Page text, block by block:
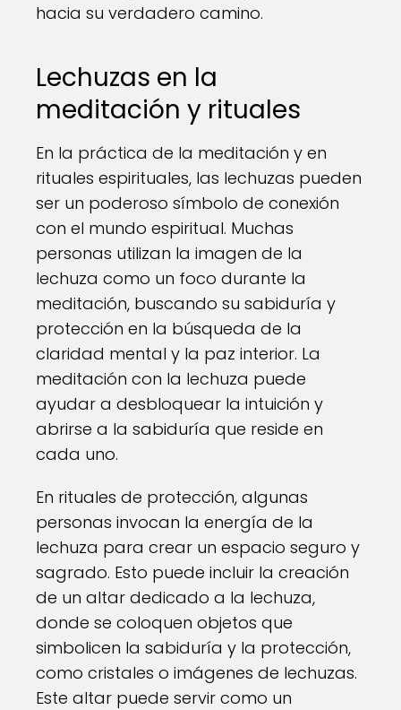
hacia su verdadero camino.
Lechuzas en la
meditación y rituales
En la práctica de la meditación y en
rituales espirituales, las lechuzas pueden
ser un poderoso símbolo de conexión
con el mundo espiritual. Muchas
personas utilizan la imagen de la
lechuza como un foco durante la
meditación, buscando su sabiduría y
protección en la búsqueda de la
claridad mental y la paz interior. La
meditación con la lechuza puede
ayudar a desbloquear la intuición y
abrirse a la sabiduría que reside en
cada uno.
En rituales de protección, algunas
personas invocan la energía de la
lechuza para crear un espacio seguro y
sagrado. Esto puede incluir la creación
de un altar dedicado a la lechuza,
donde se coloquen objetos que
simbolicen la sabiduría y la protección,
como cristales o imágenes de lechuzas.
Este altar puede servir como un